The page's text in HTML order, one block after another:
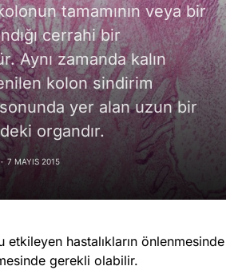
tamamının veya bir
cerrahi bir
Aynı zamanda kalın
kolon sindirim
yer alan uzun bir
organdır.
7 MAYIS 2015
hastalıkların önlenmesinde
gerekli olabilir.